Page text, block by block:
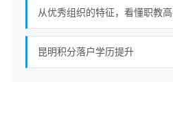
从优秀组织的特征，看懂职教
昆明积分落户学历提升